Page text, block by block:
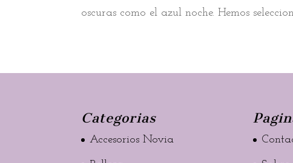
oscuras como el azul noche. Hemos
Categorias
Accesorios Novia